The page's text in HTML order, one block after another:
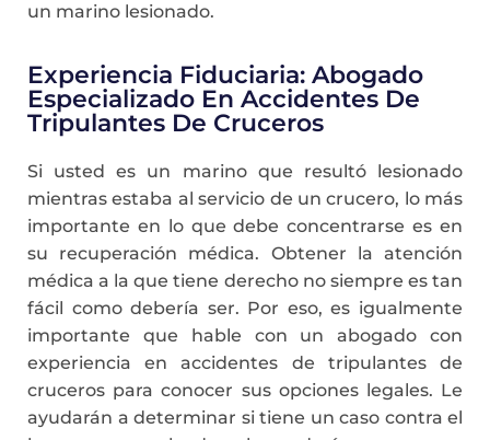
un marino lesionado.
Experiencia Fiduciaria: Abogado
Especializado En Accidentes De
Tripulantes De Cruceros
Si usted es un marino que resultó lesionado
mientras estaba al servicio de un crucero, lo más
importante en lo que debe concentrarse es en
su recuperación médica. Obtener la atención
médica a la que tiene derecho no siempre es tan
fácil como debería ser. Por eso, es igualmente
importante que hable con un abogado con
experiencia en accidentes de tripulantes de
cruceros para conocer sus opciones legales. Le
ayudarán a determinar si tiene un caso contra el